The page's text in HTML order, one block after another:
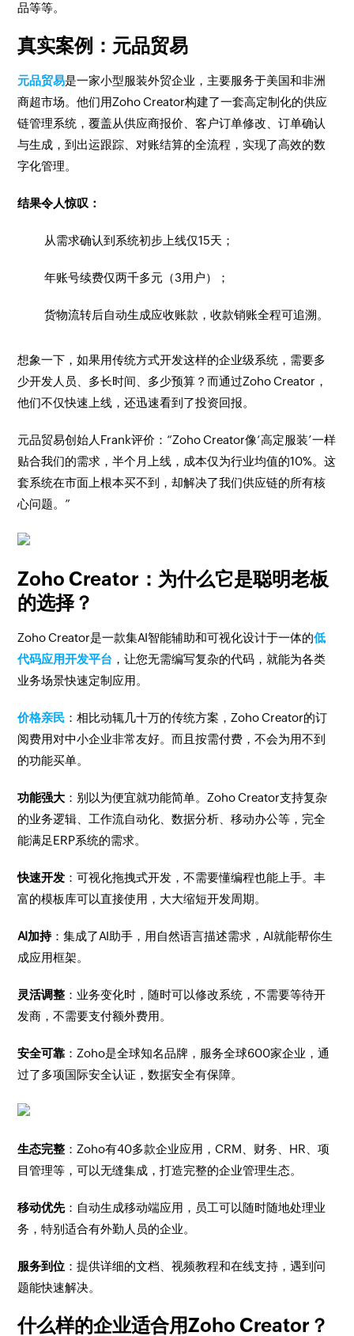
品等等。
真实案例：元品贸易
元品贸易是一家小型服装外贸企业，主要服务于美国和非洲
商超市场。他们用Zoho Creator构建了一套高定制化的供应
链管理系统，覆盖从供应商报价、客户订单修改、订单确认
与生成，到出运跟踪、对账结算的全流程，实现了高效的数
字化管理。
结果令人惊叹：
从需求确认到系统初步上线仅15天；
年账号续费仅两千多元（3用户）；
货物流转后自动生成应收账款，收款销账全程可追溯。
想象一下，如果用传统方式开发这样的企业级系统，需要多
少开发人员、多长时间、多少预算？而通过Zoho Creator，
他们不仅快速上线，还迅速看到了投资回报。
元品贸易创始人Frank评价：“Zoho Creator像‘高定服装’一样
贴合我们的需求，半个月上线，成本仅为行业均值的10%。这
套系统在市面上根本买不到，却解决了我们供应链的所有核
心问题。”
Zoho Creator：为什么它是聪明老板
的选择？
Zoho Creator是一款集AI智能辅助和可视化设计于一体的低
代码应用开发平台 ，让您无需编写复杂的代码，就能为各类
业务场景快速定制应用。
价格亲民 ：相比动辄几十万的传统方案，Zoho Creator的订
阅费用对中小企业非常友好。而且按需付费，不会为用不到
的功能买单。
功能强大 ：别以为便宜就功能简单。Zoho Creator支持复杂
的业务逻辑、工作流自动化、数据分析、移动办公等，完全
能满足ERP系统的需求。
快速开发 ：可视化拖拽式开发，不需要懂编程也能上手。丰
富的模板库可以直接使用，大大缩短开发周期。
AI加持：集成了AI助手，用自然语言描述需求，AI就能帮你生
成应用框架。
灵活调整 ：业务变化时，随时可以修改系统，不需要等待开
发商，不需要支付额外费用。
安全可靠 ：Zoho是全球知名品牌，服务全球600家企业，通
过了多项国际安全认证，数据安全有保障。
生态完整 ：Zoho有40多款企业应用，CRM、财务、HR、项
目管理等，可以无缝集成，打造完整的企业管理生态。
移动优先：自动生成移动端应用，员工可以随时随地处理业
务，特别适合有外勤人员的企业。
服务到位 ：提供详细的文档、视频教程和在线支持，遇到问
题能快速解决。
什么样的企业适合用Zoho Creator？